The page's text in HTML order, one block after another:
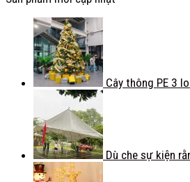
Cây thông PE 3
Dù che sự kiện